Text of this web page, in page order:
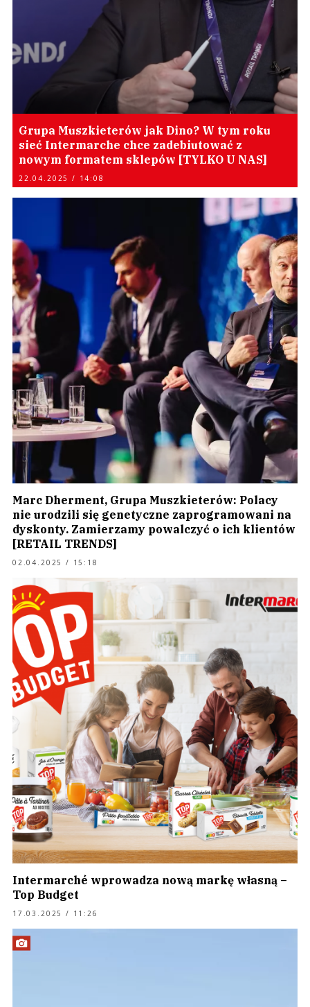
Grupa Muszkieterów jak Dino? W tym roku
sieć Intermarche chce zadebiutować z
nowym formatem sklepów [TYLKO U NAS]
22.04.2025 / 14:08
Marc Dherment, Grupa Muszkieterów: Polacy
nie urodzili się genetyczne zaprogramowani na
dyskonty. Zamierzamy powalczyć o ich klientów
[RETAIL TRENDS]
02.04.2025 / 15:18
Intermarché wprowadza nową markę własną –
Top Budget
17.03.2025 / 11:26